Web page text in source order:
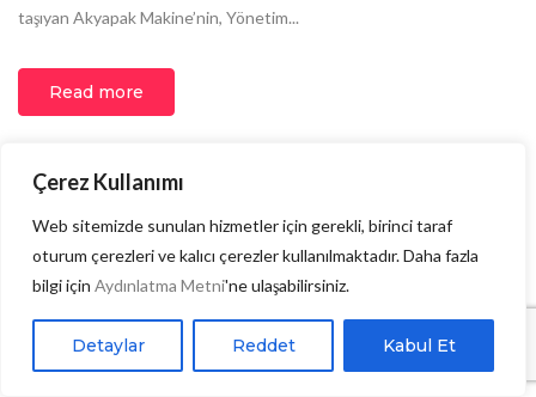
Çerez Kullanımı
Web sitemizde sunulan hizmetler için gerekli, birinci taraf
oturum çerezleri ve kalıcı çerezler kullanılmaktadır. Daha fazla
bilgi için Aydınlatma Metni'ne ulaşabilirsiniz.
Detaylar Reddet Kabul Et
taşıyan Akyapak Makine’nin, Yönetim...
Read more